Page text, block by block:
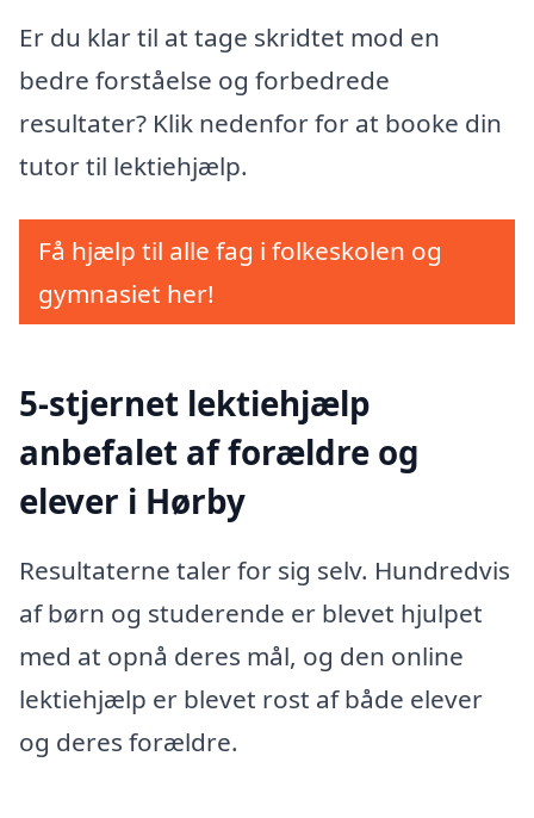
Er du klar til at tage skridtet mod en
bedre forståelse og forbedrede
resultater? Klik nedenfor for at booke din
tutor til lektiehjælp.
Få hjælp til alle fag i folkeskolen og
gymnasiet her!
5-stjernet lektiehjælp
anbefalet af forældre og
elever i Hørby
Resultaterne taler for sig selv. Hundredvis
af børn og studerende er blevet hjulpet
med at opnå deres mål, og den online
lektiehjælp er blevet rost af både elever
og deres forældre.